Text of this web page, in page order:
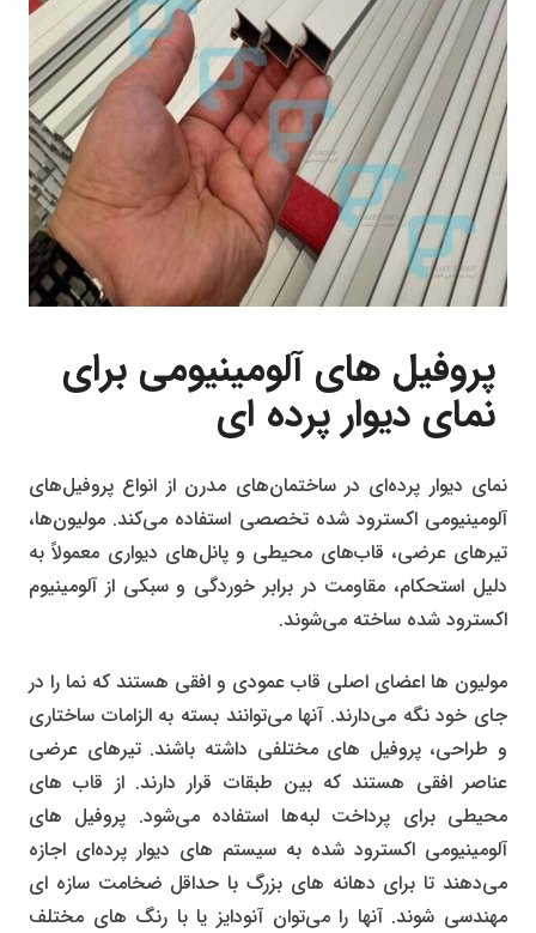
پروفیل‌ های آلومینیومی برای
نمای دیوار پرده‌ ای
نمای دیوار پرده‌ای در ساختمان‌های مدرن از انواع پروفیل‌های
آلومینیومی اکسترود شده تخصصی استفاده می‌کند. مولیون‌ها،
تیرهای عرضی، قاب‌های محیطی و پانل‌های دیواری معمولاً به
دلیل استحکام، مقاومت در برابر خوردگی و سبکی از آلومینیوم
اکسترود شده ساخته می‌شوند.
مولیون‌ ها اعضای اصلی قاب عمودی و افقی هستند که نما را در
جای خود نگه می‌دارند. آنها می‌توانند بسته به الزامات ساختاری
و طراحی، پروفیل‌ های مختلفی داشته باشند. تیرهای عرضی
عناصر افقی هستند که بین طبقات قرار دارند. از قاب‌ های
محیطی برای پرداخت لبه‌ها استفاده می‌شود. پروفیل‌ های
آلومینیومی اکسترود شده به سیستم‌ های دیوار پرده‌ای اجازه
می‌دهند تا برای دهانه‌ های بزرگ با حداقل ضخامت سازه‌ ای
مهندسی شوند. آنها را می‌توان آنودایز یا با رنگ‌ های مختلف